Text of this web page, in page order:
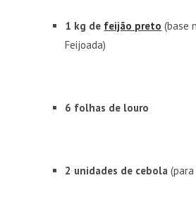
1 kg de feijão preto (base
Feijoada)
6 folhas de louro
2 unidades de cebola